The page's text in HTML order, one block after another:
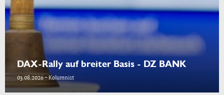
DAX-Rally auf breiter Basis - DZ BANK
03.08.2026 - Kolumnist